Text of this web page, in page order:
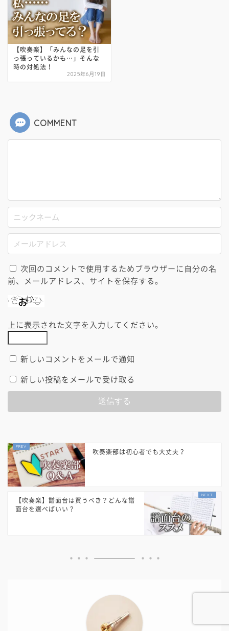
【吹奏楽】「みんなの足を引
っ張っているかも…」そんな
時の対処法！
2025年6月19日
COMMENT
次回のコメントで使用するためブラウザーに自分の名
前、メールアドレス、サイトを保存する。
上に表示された文字を入力してください。
新しいコメントをメールで通知
新しい投稿をメールで受け取る
吹奏楽部は初心者でも大丈夫？
【吹奏楽】譜面台は買うべき？どんな譜
面台を選べばいい？